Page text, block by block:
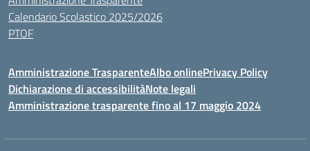
Calendario Scolastico 2025/2026
PTOF
Amministrazione TrasparenteAlbo onlinePrivacy Policy
Dichiarazione di accessibilitàNote legali
Amministrazione trasparente fino al 17 maggio 2024